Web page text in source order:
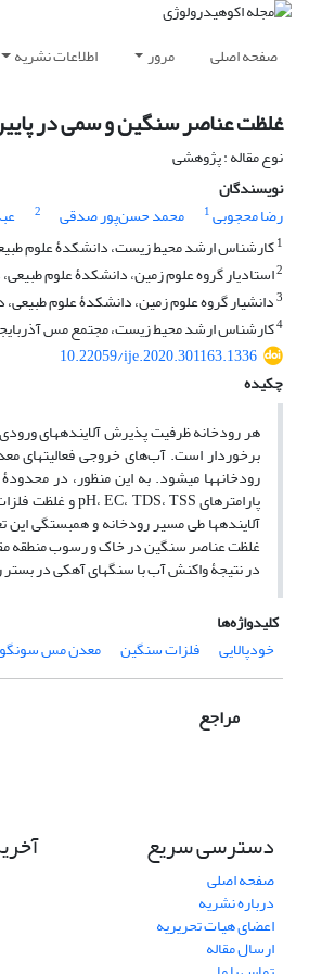
صفحه اصلی مرور اطلاعات نشریه
غلظت عناصر سنگین و سمی در
نوع مقاله : پژوهشی
نویسندگان
رضا محجوبی1 محمد حسن‌پور صدقی 2
1کارشناس ارشد محیط زیست، دانشکدۀ علوم
2استادیار گروه علوم زمین، دانشکدۀ علوم
3دانشیار گروه علوم زمین، دانشکدۀ علوم طبیعی،
4کارشناس ارشد محیط زیست، مجتمع مس
10.22059/ije.2020.301163.1336
چکیده
هر رودخانه ظرفیت پذیرش آلاینده‏های ورودی
برخوردار است. آب‌های خروجی فعالیت‏های
در نتیجۀ واکنش آب با سنگ‏های آهکی در بستر
کلیدواژه‌ها
خودپالایی
فلزات سنگین معدن مس
مراجع
دسترسی سریع
صفحه اصلی
درباره نشریه
اعضای هیات تحریریه
ارسال مقاله